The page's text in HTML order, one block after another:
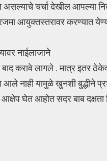
चर्चा देखील आपल्या
आयुक्तस्तरावर करण्यात
नाईलाजाने
करावे लागले . मात्र इतर
आले नाही यामुळे खुनशी
आक्षेप घेत आहोत सदर बाब